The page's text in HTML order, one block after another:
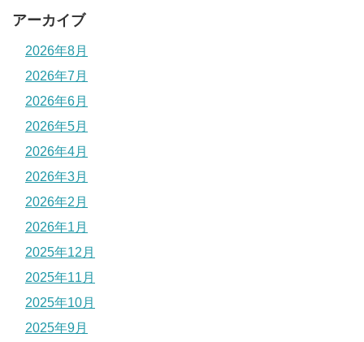
アーカイブ
2026年8月
2026年7月
2026年6月
2026年5月
2026年4月
2026年3月
2026年2月
2026年1月
2025年12月
2025年11月
2025年10月
2025年9月